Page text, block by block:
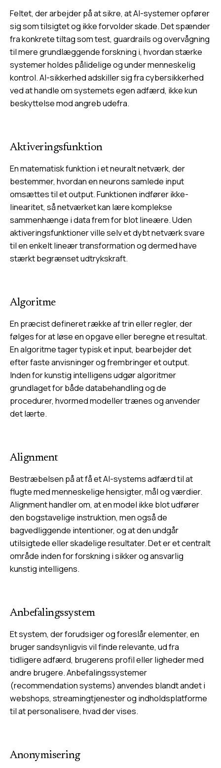
Feltet, der arbejder på at sikre, at AI-systemer opfører
sig som tilsigtet og ikke forvolder skade. Det spænder
fra konkrete tiltag som test, guardrails og overvågning
til mere grundlæggende forskning i, hvordan stærke
systemer holdes pålidelige og under menneskelig
kontrol. AI-sikkerhed adskiller sig fra cybersikkerhed
ved at handle om systemets egen adfærd, ikke kun
beskyttelse mod angreb udefra.
Aktiveringsfunktion
En matematisk funktion i et neuralt netværk, der
bestemmer, hvordan en neurons samlede input
omsættes til et output. Funktionen indfører ikke-
linearitet, så netværket kan lære komplekse
sammenhænge i data frem for blot lineære. Uden
aktiveringsfunktioner ville selv et dybt netværk svare
til en enkelt lineær transformation og dermed have
stærkt begrænset udtrykskraft.
Algoritme
En præcist defineret række af trin eller regler, der
følges for at løse en opgave eller beregne et resultat.
En algoritme tager typisk et input, bearbejder det
efter faste anvisninger og frembringer et output.
Inden for kunstig intelligens udgør algoritmer
grundlaget for både databehandling og de
procedurer, hvormed modeller trænes og anvender
det lærte.
Alignment
Bestræbelsen på at få et AI-systems adfærd til at
flugte med menneskelige hensigter, mål og værdier.
Alignment handler om, at en model ikke blot udfører
den bogstavelige instruktion, men også de
bagvedliggende intentioner, og at den undgår
utilsigtede eller skadelige resultater. Det er et centralt
område inden for forskning i sikker og ansvarlig
kunstig intelligens.
Anbefalingssystem
Et system, der forudsiger og foreslår elementer, en
bruger sandsynligvis vil finde relevante, ud fra
tidligere adfærd, brugerens profil eller ligheder med
andre brugere. Anbefalingssystemer
(recommendation systems) anvendes blandt andet i
webshops, streamingtjenester og indholdsplatforme
til at personalisere, hvad der vises.
Anonymisering